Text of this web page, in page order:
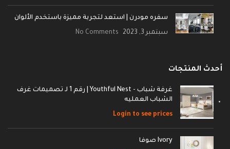
سفره مودرن | استعد لتجربة مميزة باستخدم الألوان
سبتمبر 3, 2023 No Comments
أحدث المنتجات
غرفة شباب - Youthful Nest | رقم 1 لـ تصميمات غرف
الشباب العمليه
Login to see prices
Ivory صوفا